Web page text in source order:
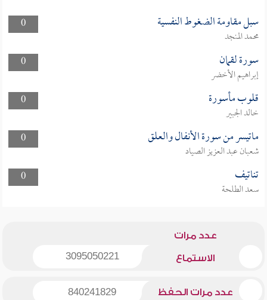
0 سبل مقاومة الضغوط النفسية
محمد المنجد
0
سورة لقمان
إبراهيم الأخضر
0
قلوب مأسورة
خالد الجبير
0
ماتيسر من سورة الأنفال والعلق
شعبان عبد العزيز الصياد
0
تناتيف
سعد الطلحة
عدد مرات
الاستماع 3095050221
عدد مرات الحفظ 840241829